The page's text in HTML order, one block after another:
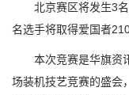
北京赛区将发生3名
名选手将取得爱国者
本次竞赛是华旗资讯
场装机技艺竞赛的盛会